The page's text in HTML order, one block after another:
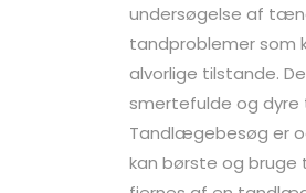
undersøgelse af
tandproblemer som
alvorlige tilstande.
smertefulde og dyre
Tandlægebesøg er
kan børste og bruge